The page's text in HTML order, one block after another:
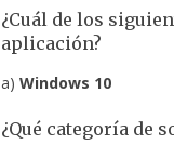
¿Cuál de los
aplicación?
a) Windows 10
¿Qué categoría de